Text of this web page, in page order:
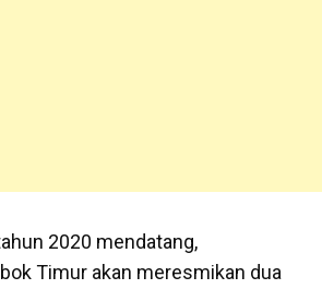
2020 mendatang,
Timur akan meresmikan dua